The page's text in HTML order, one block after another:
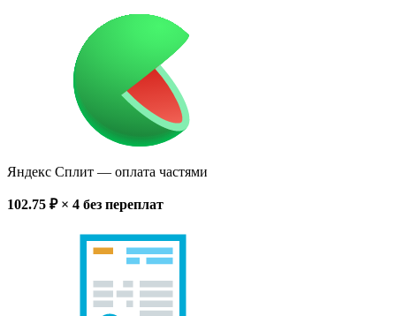
Яндекс Сплит — оплата частями
102.75 ₽ × 4 без переплат